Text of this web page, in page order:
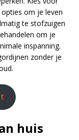
om je leven
te stofzuigen
om je
inspanning.
zonder je
huis